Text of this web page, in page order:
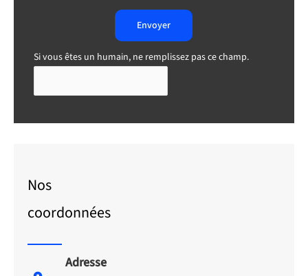
Envoyer
Si vous êtes un humain, ne remplissez pas ce champ.
Nos
coordonnées
Adresse